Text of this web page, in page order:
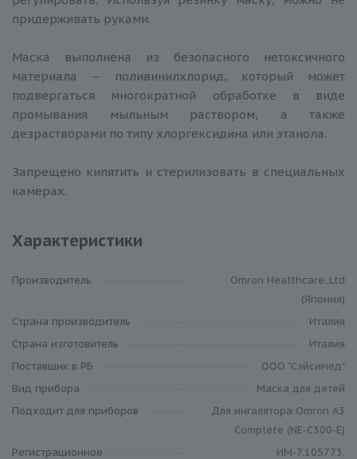
придерживать руками.
Маска выполнена из безопасного нетоксичного
материала – поливинилхлорид, который может
подвергаться многократной обработке в виде
промывания мыльным раствором, а также
дезрастворами по типу хлоргексидина или этанола.
Запрещено кипятить и стерилизовать в специальных
камерах.
Характеристики
Производитель
Omron Healthcare.,Ltd
(Япония)
Cтрана производитель
Италия
Страна изготовитель
Италия
Поставщик в РБ
ООО "Сэйсимед"
Вид прибора
Маска для детей
Подходит для приборов
Для ингалятора Omron A3
Complete (NE-C300-E)
Регистрационное
ИМ-7.105773,